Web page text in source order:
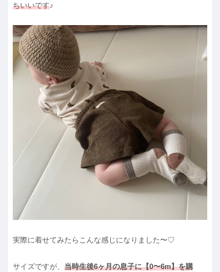
ちいいです♪
実際に着せてみたらこんな感じになりました〜♡
サイズですが、 当時生後6ヶ月の息子に【0〜6m】を購